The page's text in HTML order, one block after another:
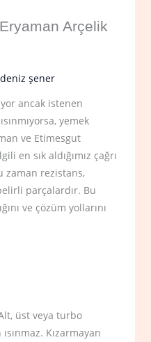
Eryaman Arçelik
deniz şener
ancak istenen
yemek
ve Etimesgut
en sık aldığımız çağrı
zaman rezistans,
parçalardır. Bu
ve çözüm yollarını
üst veya turbo
Kızarmayan